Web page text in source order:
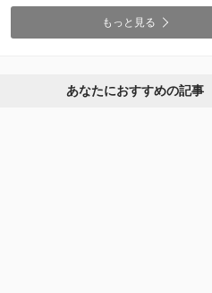
もっと見る
あなたにおすすめの記事